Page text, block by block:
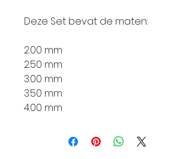
Deze Set bevat de maten:
2.00 mm
2.50 mm
3.00 mm
3.50 mm
4.00 mm